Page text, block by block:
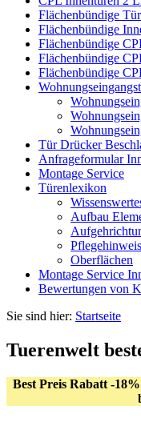
Flächenbündige
Flächenbündige
Flächenbündige
Flächenbündige
Flächenbündige
Tür Drücker
Anfrageformular
Montage Service
Türenlexikon
Aufbau
Oberflächen
Montage Service
Bewertungen von
Sie sind hier: Startseite
Tuerenwelt
Best Preis Rabatt -